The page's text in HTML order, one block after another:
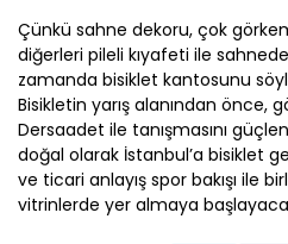
Çünkü sahne dekoru, çok
diğerleri pileli kıyafeti ile
zamanda bisiklet kantosunu
Bisikletin yarış alanından önce,
Dersaadet ile tanışmasını
doğal olarak İstanbul’a bisiklet
ve ticari anlayış spor bakışı ile
vitrinlerde yer almaya